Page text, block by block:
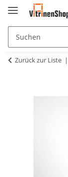
Zurück zur Liste